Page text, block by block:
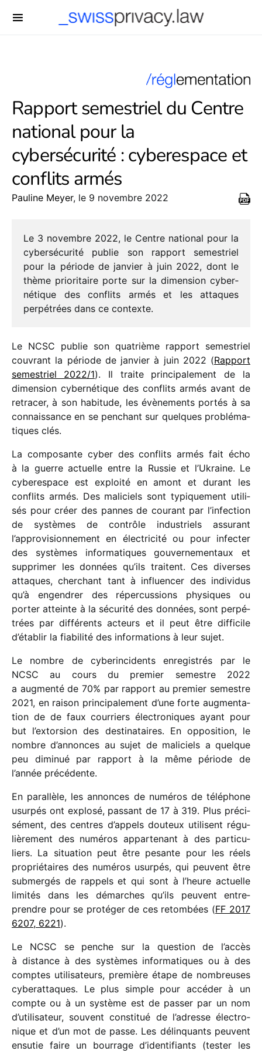
Rapport semestriel du Centre
national pour la
cybersécurité : cyberespace et
conflits armés
Pauline Meyer, le 9 novembre 2022
Le 3 novembre 2022, le Centre natio­nal pour la
cyber­sé­cu­rité publie son rapport semes­triel
pour la période de janvier à juin 2022, dont le
thème prio­ri­taire porte sur la dimen­sion cyber­
né­tique des conflits armés et les attaques
perpé­trées dans ce contexte.
Le NCSC publie son quatrième rapport semes­triel
couvrant la période de janvier à juin 2022 (Rapport
semes­triel 2022/​1). Il traite prin­ci­pa­le­ment de la
dimen­sion cyber­né­tique des conflits armés avant de
retra­cer, à son habi­tude, les évène­ments portés à sa
connais­sance en se penchant sur quelques problé­ma­
tiques clés.
La compo­sante cyber des conflits armés fait écho
à la guerre actuelle entre la Russie et l’Ukraine. Le
cybe­res­pace est exploité en amont et durant les
conflits armés. Des mali­ciels sont typi­que­ment utili­
sés pour créer des pannes de courant par l’infection
de systèmes de contrôle indus­triels assu­rant
l’approvisionnement en élec­tri­cité ou pour infec­ter
des systèmes infor­ma­tiques gouver­ne­men­taux et
suppri­mer les données qu’ils traitent. Ces diverses
attaques, cher­chant tant à influen­cer des indi­vi­dus
qu’à engen­drer des réper­cus­sions physiques ou
porter atteinte à la sécu­rité des données, sont perpé­
trées par diffé­rents acteurs et il peut être diffi­cile
d’établir la fiabi­lité des infor­ma­tions à leur sujet.
Le nombre de cybe­rin­ci­dents enre­gis­trés par le
NCSC au cours du premier semestre 2022
a augmenté de 70% par rapport au premier semestre
2021, en raison prin­ci­pa­le­ment d’une forte augmen­ta­
tion de de faux cour­riers élec­tro­niques ayant pour
but l’extorsion des desti­na­taires. En oppo­si­tion, le
nombre d’annonces au sujet de mali­ciels a quelque
peu dimi­nué par rapport à la même période de
l’année précédente.
En paral­lèle, les annonces de numé­ros de télé­phone
usur­pés ont explosé, passant de 17 à 319. Plus préci­
sé­ment, des centres d’appels douteux utilisent régu­
liè­re­ment des numé­ros appar­te­nant à des parti­cu­
liers. La situa­tion peut être pesante pour les réels
proprié­taires des numé­ros usur­pés, qui peuvent être
submer­gés de rappels et qui sont à l’heure actuelle
limi­tés dans les démarches qu’ils peuvent entre­
prendre pour se proté­ger de ces retom­bées (FF 2017
6207, 6221).
Le NCSC se penche sur la ques­tion de l’accès
à distance à des systèmes infor­ma­tiques ou à des
comptes utili­sa­teurs, première étape de nombreuses
cybe­rat­taques. Le plus simple pour accé­der à un
compte ou à un système est de passer par un nom
d’utilisateur, souvent consti­tué de l’adresse élec­tro­
nique et d’un mot de passe. Les délin­quants peuvent
ensu­tie faire un bour­rage d’identifiants (tester les